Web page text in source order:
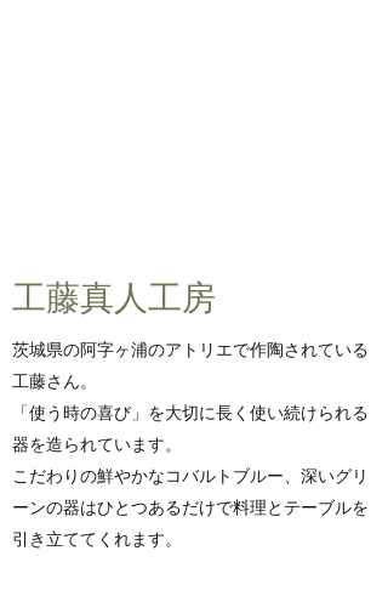
​​工藤真人工房
茨城県の阿字ヶ浦のアトリエで作陶されている
工藤さん。
「使う時の喜び」を大切に長く使い続けられる
器を造られています。
こだわりの鮮やかなコバルトブルー、深いグリ
ーンの器はひとつあるだけで料理とテーブルを
引き立ててくれます。